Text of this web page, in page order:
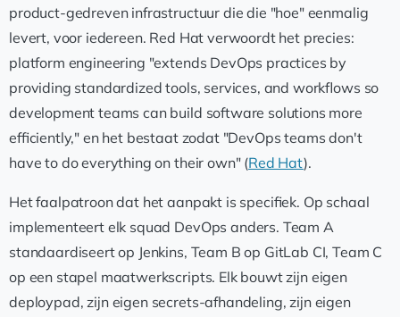
product-gedreven infrastructuur die die "hoe" eenmalig
levert, voor iedereen. Red Hat verwoordt het precies:
platform engineering "extends DevOps practices by
providing standardized tools, services, and workflows so
development teams can build software solutions more
efficiently," en het bestaat zodat "DevOps teams don't
have to do everything on their own" (Red Hat).
Het faalpatroon dat het aanpakt is specifiek. Op schaal
implementeert elk squad DevOps anders. Team A
standaardiseert op Jenkins, Team B op GitLab CI, Team C
op een stapel maatwerkscripts. Elk bouwt zijn eigen
deploypad, zijn eigen secrets-afhandeling, zijn eigen